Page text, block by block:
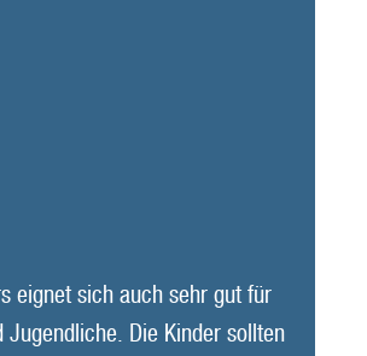
eignet sich auch sehr gut für
Jugendliche. Die Kinder sollten